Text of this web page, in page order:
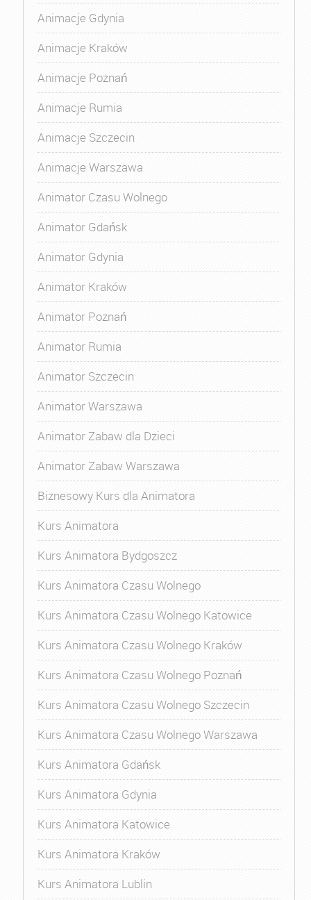
Animacje Gdynia
Animacje Kraków
Animacje Poznań
Animacje Rumia
Animacje Szczecin
Animacje Warszawa
Animator Czasu Wolnego
Animator Gdańsk
Animator Gdynia
Animator Kraków
Animator Poznań
Animator Rumia
Animator Szczecin
Animator Warszawa
Animator Zabaw dla Dzieci
Animator Zabaw Warszawa
Biznesowy Kurs dla Animatora
Kurs Animatora
Kurs Animatora Bydgoszcz
Kurs Animatora Czasu Wolnego
Kurs Animatora Czasu Wolnego Katowice
Kurs Animatora Czasu Wolnego Kraków
Kurs Animatora Czasu Wolnego Poznań
Kurs Animatora Czasu Wolnego Szczecin
Kurs Animatora Czasu Wolnego Warszawa
Kurs Animatora Gdańsk
Kurs Animatora Gdynia
Kurs Animatora Katowice
Kurs Animatora Kraków
Kurs Animatora Lublin